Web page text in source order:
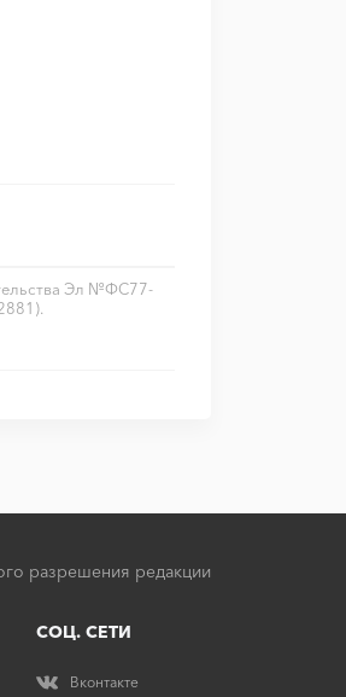
Эл №ФС77-
разрешения редакции
СОЦ. СЕТИ
Вконтакте